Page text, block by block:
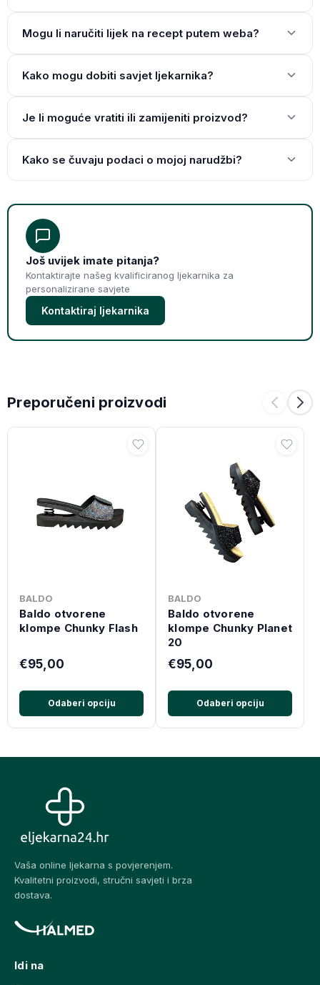
Mogu li naručiti lijek na recept putem weba?
Kako mogu dobiti savjet ljekarnika?
Je li moguće vratiti ili zamijeniti proizvod?
Kako se čuvaju podaci o mojoj narudžbi?
Još uvijek imate pitanja?
Kontaktirajte našeg kvalificiranog ljekarnika za
personalizirane savjete
Kontaktiraj ljekarnika
Preporučeni proizvodi
BALDO
Baldo otvorene
klompe Chunky Flash
€95,00
Odaberi opciju
BALDO
Baldo otvorene
klompe Chunky Planet
20
€95,00
Odaberi opciju
Vaša online ljekarna s povjerenjem.
Kvalitetni proizvodi, stručni savjeti i brza
dostava.
Idi na